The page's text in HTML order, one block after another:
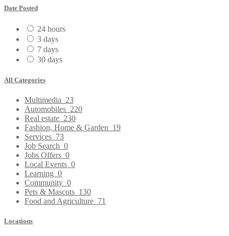
Date Posted
24 hours
3 days
7 days
30 days
All Categories
Multimedia 23
Automobiles 220
Real estate 230
Fashion, Home & Garden 19
Services 73
Job Search 0
Jobs Offers 0
Local Events 0
Learning 0
Community 0
Pets & Mascots 130
Food and Agriculture 71
Locations